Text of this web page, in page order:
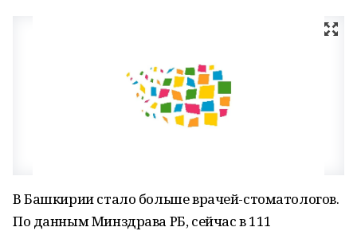
В Башкирии стало больше врачей-стоматологов.
По данным Минздрава РБ, сейчас в 111